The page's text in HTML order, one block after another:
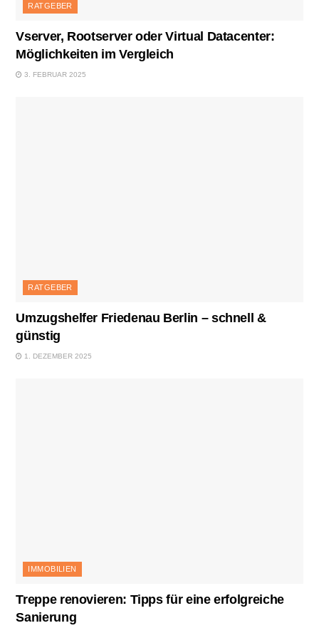
RATGEBER
Vserver, Rootserver oder Virtual Datacenter:
Möglichkeiten im Vergleich
3. FEBRUAR 2025
RATGEBER
Umzugshelfer Friedenau Berlin – schnell &
günstig
1. DEZEMBER 2025
IMMOBILIEN
Treppe renovieren: Tipps für eine erfolgreiche
Sanierung